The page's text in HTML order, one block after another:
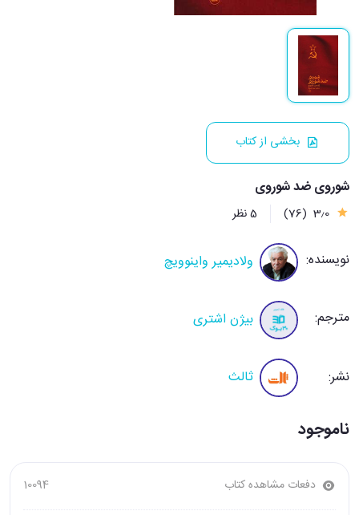
بخشی از کتاب
شوروی ضد شوروی
3٫0 (76) 5 نظر
نویسنده: ولادیمیر واینوویچ
مترجم: بیژن اشتری
نشر: ثالث
ناموجود
دفعات مشاهده کتاب 10094